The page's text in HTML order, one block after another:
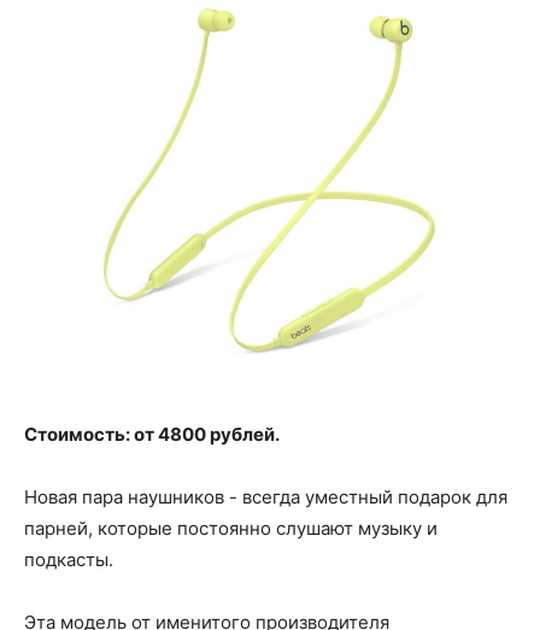
Стоимость: от 4800 рублей.
Новая пара наушников - всегда уместный подарок для
парней, которые постоянно слушают музыку и
подкасты.
Эта модель от именитого производителя